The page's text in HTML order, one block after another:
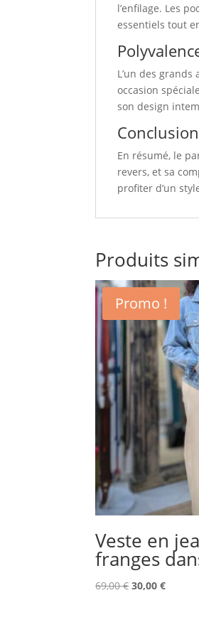
l’enfilage. Les
essentiels tout
L’un des
occasion
son design
Conclusion
En résumé, le
revers, et sa
profiter d’un
Produits
Promo !
Veste en
franges
69,00€Le
30,00€Le